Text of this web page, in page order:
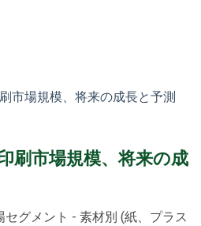
市場規模、将来の成長と予測
刷市場規模、将来の成
グメント - 素材別 (紙、プラス